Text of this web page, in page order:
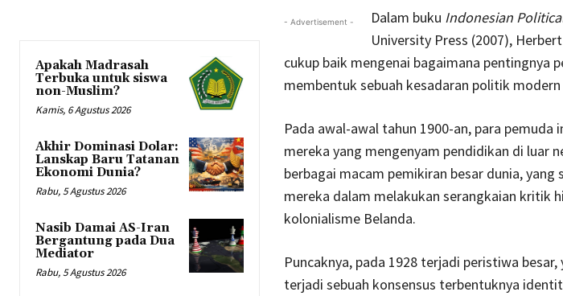
Apakah Madrasah
Terbuka untuk siswa
non-Muslim?
Kamis, 6 Agustus 2026
Akhir Dominasi Dolar:
Lanskap Baru Tatanan
Ekonomi Dunia?
Rabu, 5 Agustus 2026
Nasib Damai AS-Iran
Bergantung pada Dua
Mediator
Rabu, 5 Agustus 2026
- Advertisement - Dalam buku Indonesian
University Press (2007),
cukup baik mengenai bagaimana pentingnya
membentuk sebuah kesadaran politik
Pada awal-awal tahun 1900-an, para pemuda
mereka yang mengenyam pendidikan di luar
berbagai macam pemikiran besar dunia,
mereka dalam melakukan serangkaian kritik
kolonialisme Belanda.
Puncaknya, pada 1928 terjadi peristiwa
terjadi sebuah konsensus terbentuknya